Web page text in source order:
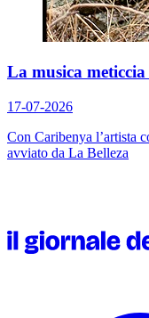
La musica
17-07-2026
Con Caribenya l’artista
avviato da La Belleza